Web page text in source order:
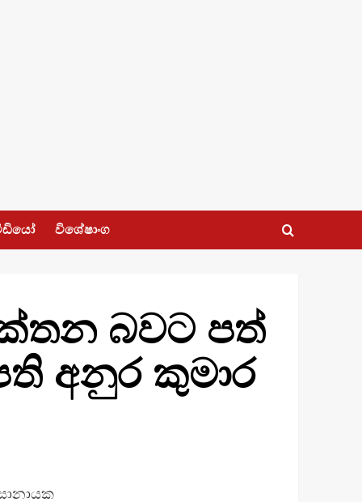
විශේෂාංග
බවට පත්
අනුර කුමාර